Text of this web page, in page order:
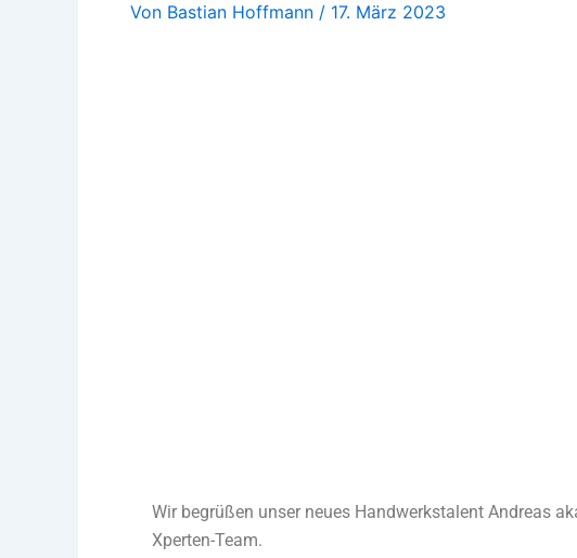
Von Bastian Hoffmann / 17. März 2023
Wir begrüßen unser neues Handwerkstalent Andreas
Xperten-Team.